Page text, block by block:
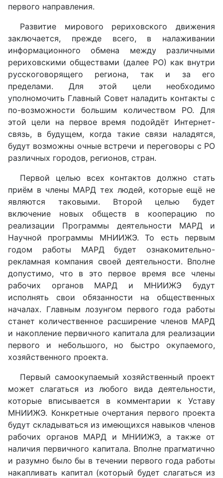
первого направления.
Развитие мирового рериховского движения
заключается, прежде всего, в налаживании
информационного обмена между различными
рериховскими обществами (далее РО) как внутри
русскоговорящего региона, так и за его
пределами. Для этой цели необходимо
уполномочить Главный Совет наладить контакты с
по-возможности большим количеством РО. Для
этой цели на первое время подойдёт Интернет-
связь, в будущем, когда такие связи наладятся,
будут возможны очные встречи и переговоры с РО
различных городов, регионов, стран.
Первой целью всех контактов должно стать
приём в члены МАРД тех людей, которые ещё не
являются таковыми. Второй целью будет
включение новых обществ в кооперацию по
реализации Программы деятельности МАРД и
Научной программы МНИИЖЭ. То есть первым
годом работы МАРД будет ознакомительно-
рекламная компания своей деятельности. Вполне
допустимо, что в это первое время все члены
рабочих органов МАРД и МНИИЖЭ будут
исполнять свои обязанности на общественных
началах. Главным лозунгом первого года работы
станет количественное расширение членов МАРД
и накопление первичного капитала для реализации
первого и небольшого, но быстро окупаемого,
хозяйственного проекта.
Первый самоокупаемый хозяйственный проект
может слагаться из любого вида деятельности,
которые вписывается в комментарии к Уставу
МНИИЖЭ. Конкретные очертания первого проекта
будут складываться из имеющихся навыков членов
рабочих органов МАРД и МНИИЖЭ, а также от
наличия первичного капитала. Вполне прагматично
и разумно было бы в течении первого года работы
накапливать капитал (который будет слагаться из